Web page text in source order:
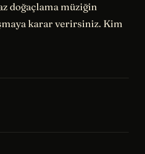
doğaçlama müziğin
karar verirsiniz. Kim